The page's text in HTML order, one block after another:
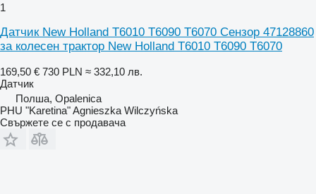
1
Датчик New Holland T6010 T6090 T6070 Сензор 47128860
за колесен трактор New Holland T6010 T6090 T6070
169,50 € 730 PLN ≈ 332,10 лв.
Датчик
Полша, Opalenica
PHU "Karetina" Agnieszka Wilczyńska
Свържете се с продавача